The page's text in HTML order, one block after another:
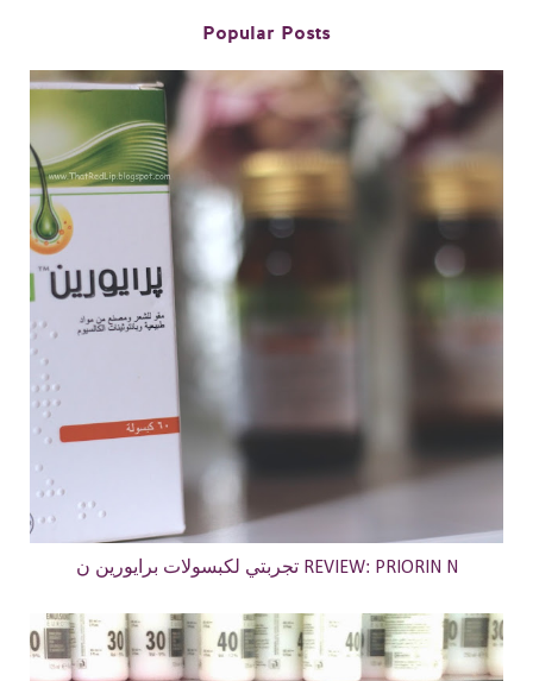
Popular Posts
تجربتي لكبسولات برايورين ن REVIEW: PRIORIN N